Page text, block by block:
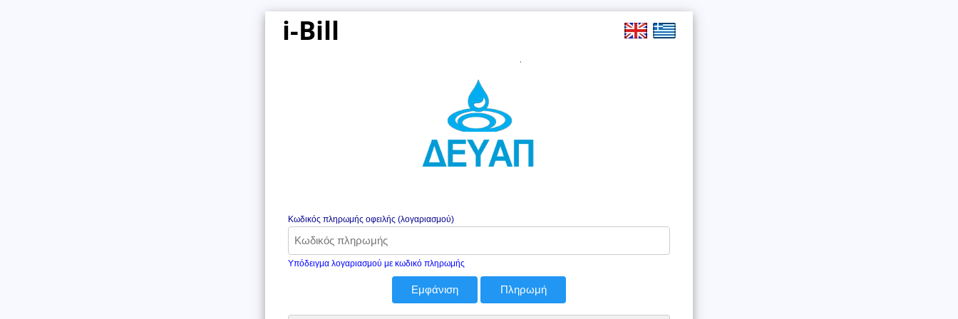
i-Bill
Κωδικός πληρωμής οφειλής (λογαριασμού)
Υπόδειγμα λογαριασμού με κωδικό πληρωμής
Εμφάνιση Πληρωμή